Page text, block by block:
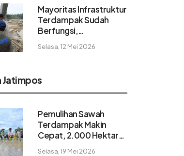
Mayoritas Infrastruktur
Terdampak Sudah
Berfungsi,
Logistik Berangsur
Selasa, 12 Mei 2026
Jatimpos
Pemulihan Sawah
Terdampak Makin
Cepat, 2.000 Hektare
Pulih dalam 2 Pekan
Selasa, 19 Mei 2026